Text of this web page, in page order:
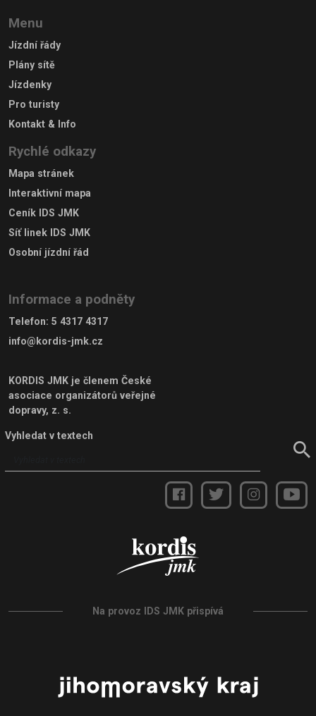
Menu
Jízdní řády
Plány sítě
Jízdenky
Pro turisty
Kontakt & Info
Rychlé odkazy
Mapa stránek
Interaktivní mapa
Ceník IDS JMK
Síť linek IDS JMK
Osobní jízdní řád
Informace a podněty
Telefon: 5 4317 4317
info@kordis-jmk.cz
KORDIS JMK je členem České
asociace organizátorů veřejné
dopravy, z. s.
Vyhledat v textech
Na provoz IDS JMK přispívá